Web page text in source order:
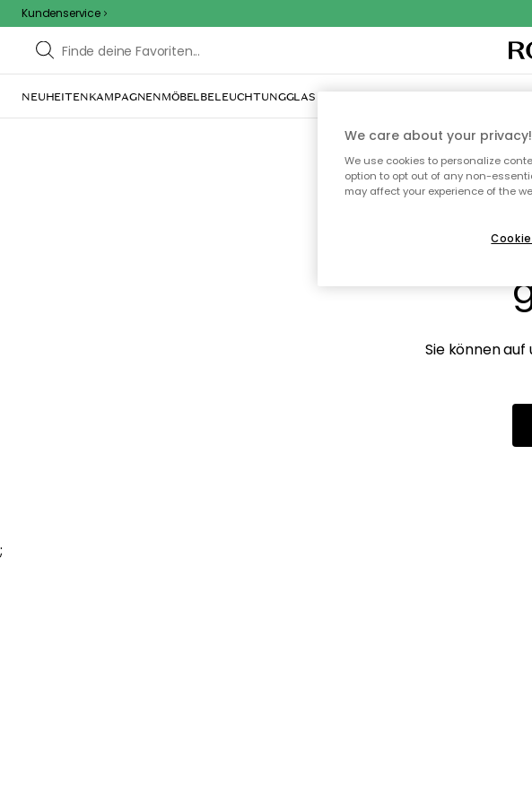
Kundenservice
NEUHEITENKAMPAGNENMÖBELBELEUCHTUNGGLAS & GESCHIRRINNENEINRICHTUNG
Ooops,
Sie können
;
We care about your privacy!
We use cookies to personalize
option to opt out of any non-
may affect your experience of the